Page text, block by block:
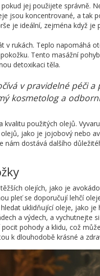
jej použijete správně.
jsou koncentrované, a tak
je ideální, zejména když
v rukách. Teplo napomáhá
Tento masážní
detoxikaci těla.
v pravidelné péči
kosmetolog a
použitých olejů.
jako je jojobový nebo
nám dostává dalšího
olejích, jako je
pleť se doporučují lehčí
uklidňující oleje, jako je
a výdech, a vychutnejte
pohody a klidu, což
k dlouhodobě krásné a